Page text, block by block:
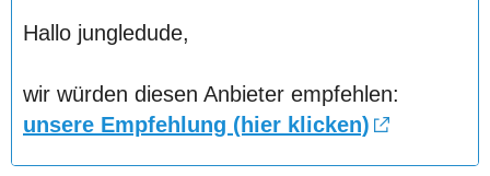
Hallo jungledude,
wir würden diesen Anbieter empfehlen:
unsere Empfehlung (hier klicken)